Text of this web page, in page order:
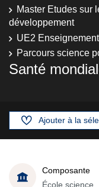
Master Etudes sur
développement
UE2
Parcours science
Santé
Ajouter à la
Composante
École science